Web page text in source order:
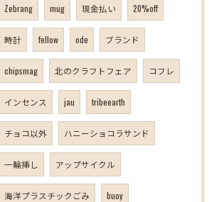
Zebrang mug 現金払い 20%off
時計 fellow ode ブランド
chipsmag 北のクラフトフェア コフレ
インセンス jau tribeearth
チョコ以外 ハニーショコラサンド
一輪挿し アップサイクル
海洋プラスチックごみ buoy